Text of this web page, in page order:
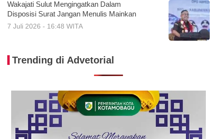
Wakajati Sulut Mengingatkan Dalam
Disposisi Surat Jangan Menulis Mainkan
7 Juli 2026 - 16:48 WITA
Trending di Advetorial